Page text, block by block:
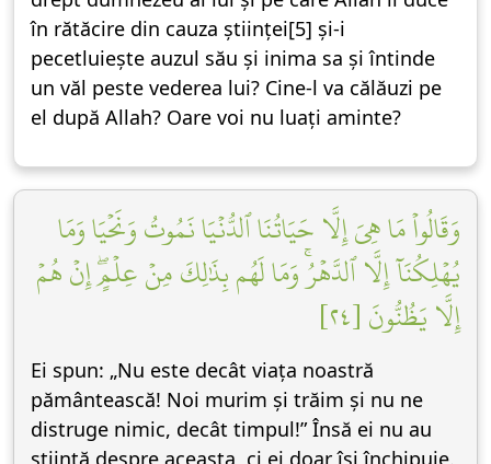
în rătăcire din cauza științei[5] și-i
pecetluiește auzul său și inima sa și întinde
un văl peste vederea lui? Cine-l va călăuzi pe
el după Allah? Oare voi nu luați aminte?
وَقَالُواْ مَا هِيَ إِلَّا حَيَاتُنَا ٱلدُّنۡيَا نَمُوتُ وَنَحۡيَا وَمَا
يُهۡلِكُنَآ إِلَّا ٱلدَّهۡرُۚ وَمَا لَهُم بِذَٰلِكَ مِنۡ عِلۡمٍۖ إِنۡ هُمۡ
إِلَّا يَظُنُّونَ [٢٤]
Ei spun: „Nu este decât viața noastră
pământească! Noi murim și trăim și nu ne
distruge nimic, decât timpul!” Însă ei nu au
știință despre aceasta, ci ei doar își închipuie.